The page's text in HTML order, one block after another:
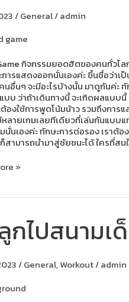
/General/admin
กิจกรรมยอดฮิตของคนทั่วโล
ารแสดงออกนั่นเองค่ะ ขึ้นชื่อว่า
นอื่นๆ จะมีอะไรบ้างนั้น มาดูกันค่ะ
บบ ว่าถ้าเดินทางนี้ จะเกิดผลแบบ
ต้องใช้การพูดโน้มน้าว รวมถึงการ
ลายเกมเลยทีเดียวที่เล่นกันแบบ
นั่นเองค่ะ ทักษะการต่อรอง เราต้
สามารถนำมาสู่ชัยชนะได้ ใครที่ส
»
กไปสนามเ
/General,Workout/admin